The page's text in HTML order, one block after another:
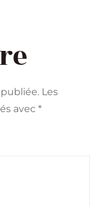
Les
avec *